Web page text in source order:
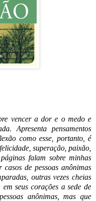
vencer a dor e o medo e
Apresenta pensamentos
como esse, portanto, é
superação, paixão,
falam sobre minhas
de pessoas anônimas
outras vezes cheias
seus corações a sede de
anônimas, mas que